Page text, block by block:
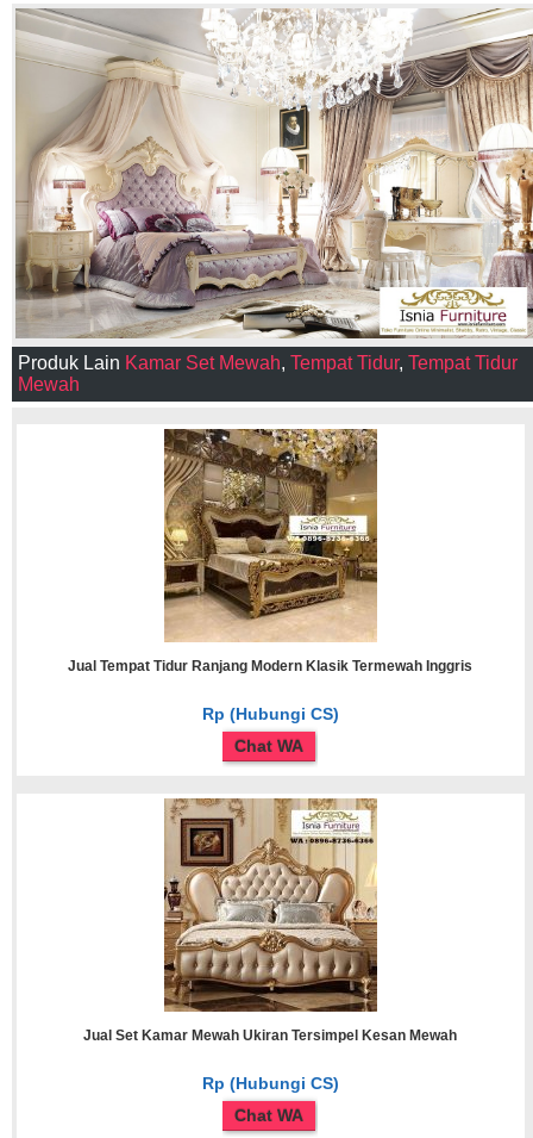
Produk Lain Kamar Set Mewah, Tempat Tidur, Tempat Tidur
Mewah
Jual Tempat Tidur Ranjang Modern Klasik Termewah Inggris
Rp (Hubungi CS)
Chat WA
Jual Set Kamar Mewah Ukiran Tersimpel Kesan Mewah
Rp (Hubungi CS)
Chat WA